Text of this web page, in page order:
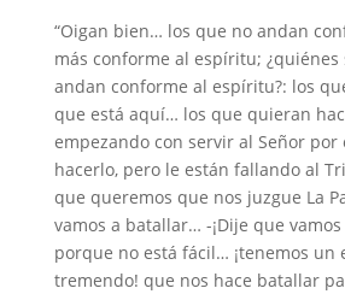
“Oigan bien… los que no andan
más conforme al espíritu; ¿quiénes
andan conforme al espíritu?: los
que está aquí… los que quieran
empezando con servir al Señor por
hacerlo, pero le están fallando al
que queremos que nos juzgue La
vamos a batallar… -¡Dije que
porque no está fácil… ¡tenemos un
tremendo! que nos hace batallar